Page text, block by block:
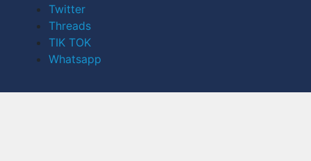
Twitter
Threads
TIK TOK
Whatsapp